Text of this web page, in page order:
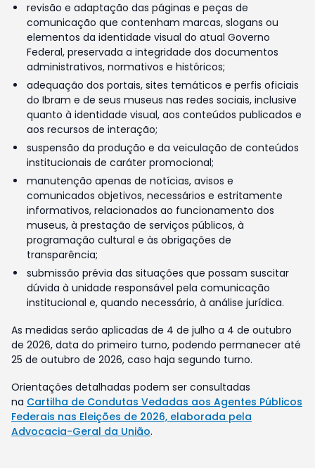
revisão e adaptação das páginas e peças de
comunicação que contenham marcas, slogans ou
elementos da identidade visual do atual Governo
Federal, preservada a integridade dos documentos
administrativos, normativos e históricos;
adequação dos portais, sites temáticos e perfis oficiais
do Ibram e de seus museus nas redes sociais, inclusive
quanto à identidade visual, aos conteúdos publicados e
aos recursos de interação;
suspensão da produção e da veiculação de conteúdos
institucionais de caráter promocional;
manutenção apenas de notícias, avisos e
comunicados objetivos, necessários e estritamente
informativos, relacionados ao funcionamento dos
museus, à prestação de serviços públicos, à
programação cultural e às obrigações de
transparência;
submissão prévia das situações que possam suscitar
dúvida à unidade responsável pela comunicação
institucional e, quando necessário, à análise jurídica.
As medidas serão aplicadas de 4 de julho a 4 de outubro
de 2026, data do primeiro turno, podendo permanecer até
25 de outubro de 2026, caso haja segundo turno.
Orientações detalhadas podem ser consultadas
na Cartilha de Condutas Vedadas aos Agentes Públicos
Federais nas Eleições de 2026, elaborada pela
Advocacia-Geral da União.